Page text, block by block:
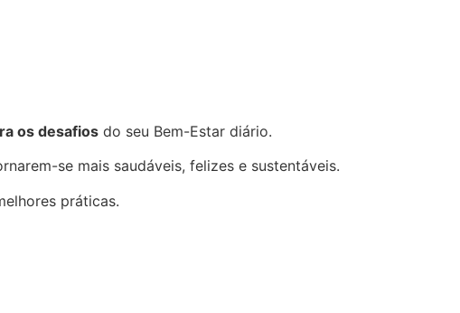
os desafios do seu Bem-Estar diário.
se mais saudáveis, felizes e sustentáveis.
práticas.